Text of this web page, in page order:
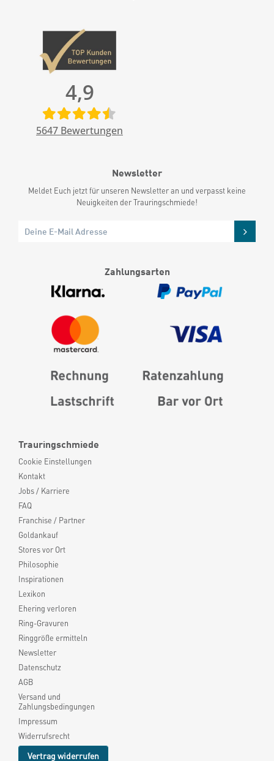
Trauringschmiede
Cookie Einstellungen
Kontakt
Jobs / Karriere
FAQ
Franchise / Partner
Goldankauf
Stores vor Ort
Philosophie
Inspirationen
Lexikon
Ehering verloren
Ring-Gravuren
Ringgröße ermitteln
Newsletter
Datenschutz
AGB
Versand und
Zahlungsbedingungen
Impressum
Widerrufsrecht
Vertrag widerrufen
4,9
5647 Bewertungen
Newsletter
Meldet Euch jetzt für unseren Newsletter an und verpasst keine
Neuigkeiten der Trauringschmiede!
Zahlungsarten